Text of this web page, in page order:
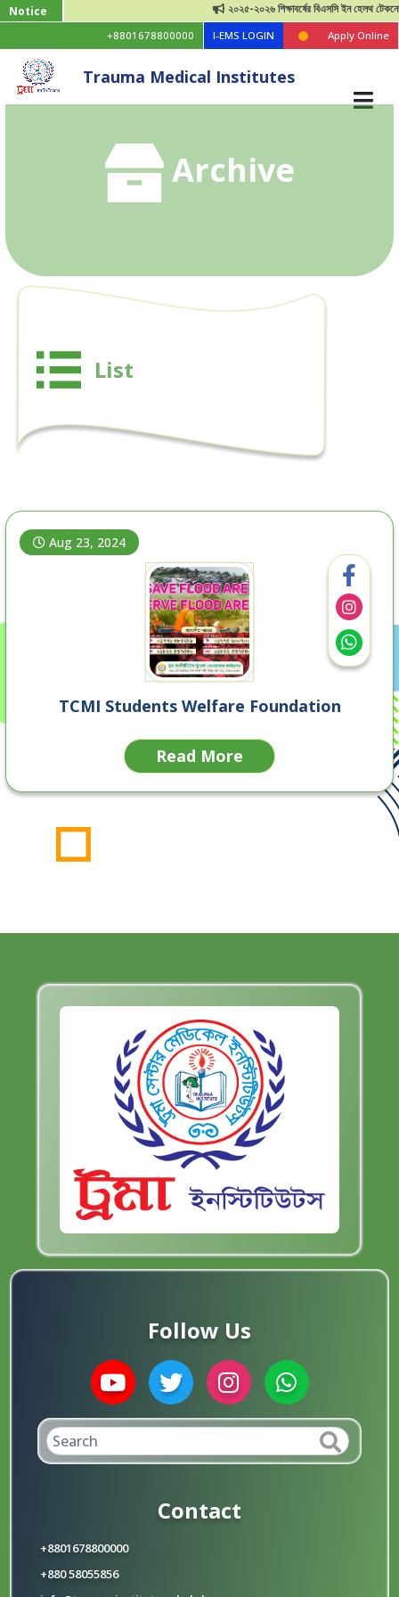
Notice ২০২৫-২০২৬ শিক্ষাবর্ষের বিএসসি ইন হেলথ টেকনোলজি
+8801678800000 I-EMS LOGIN Apply Online
Trauma Medical Institutes
Archive
List
Aug 23, 2024
TCMI Students Welfare Foundation
Read More
Follow Us
Contact
+8801678800000
+880 58055856